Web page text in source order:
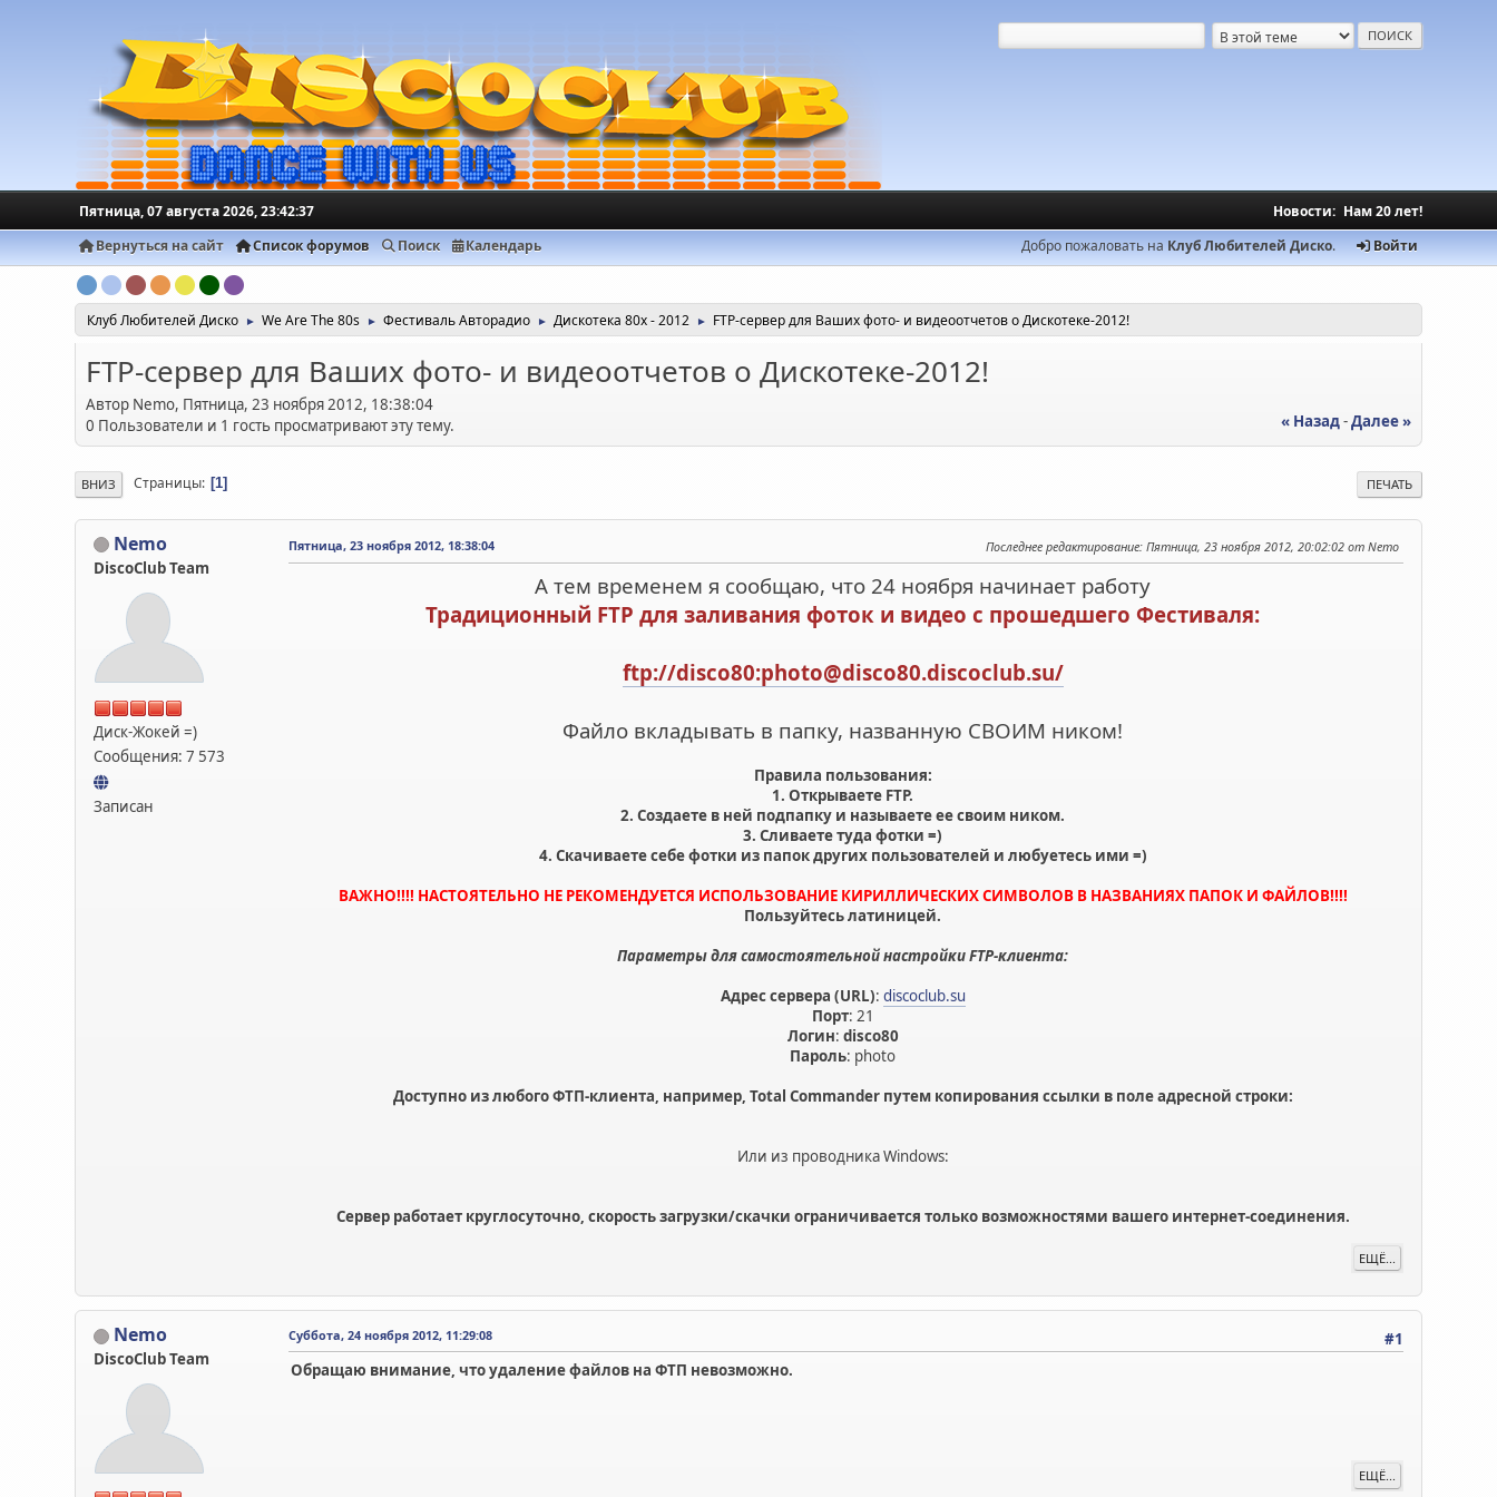
Пятница, 07 августа 2026, 23:42:37 Новости: Нам 20 лет!
Добро пожаловать на Клуб Любителей Диско. Войти
Вернуться на сайт Список форумов Поиск Календарь
Клуб Любителей Диско ► We Are The 80s ► Фестиваль Авторадио ► Дискотека 80х - 2012 ► FTP-сервер для Ваших фото- и видеоотчетов о Дискотеке-2012!
FTP-сервер для Ваших фото- и видеоотчетов о Дискотеке-2012!
Автор Nemo, Пятница, 23 ноября 2012, 18:38:04
« Назад-Далее »
0 Пользователи и 1 гость просматривают эту тему.
ПЕЧАТЬ
ВНИЗ Страницы 1
Nemo
DiscoClub Team
Диск-Жокей =)
Сообщения: 7 573
Записан
Пятница, 23 ноября 2012, 18:38:04 Последнее редактирование: Пятница, 23 ноября 2012, 20:02:02 от Nemo
А тем временем я сообщаю, что 24 ноября начинает работу
Традиционный FTP для заливания фоток и видео с прошедшего Фестиваля:
ftp://disco80:photo@disco80.discoclub.su/
Файло вкладывать в папку, названную СВОИМ ником!
Правила пользования:
1. Открываете FTP.
2. Создаете в ней подпапку и называете ее своим ником.
3. Сливаете туда фотки =)
4. Скачиваете себе фотки из папок других пользователей и любуетесь ими =)
ВАЖНО!!!! НАСТОЯТЕЛЬНО НЕ РЕКОМЕНДУЕТСЯ ИСПОЛЬЗОВАНИЕ КИРИЛЛИЧЕСКИХ СИМВОЛОВ В НАЗВАНИЯХ ПАПОК И ФАЙЛОВ!!!!
Пользуйтесь латиницей.
Параметры для самостоятельной настройки FTP-клиента:
Адрес сервера (URL): discoclub.su
Порт: 21
Логин: disco80
Пароль: photo
Доступно из любого ФТП-клиента, например, Total Commander путем копирования ссылки в поле адресной строки:
Или из проводника Windows:
Сервер работает круглосуточно, скорость загрузки/скачки ограничивается только возможностями вашего интернет-соединения.
ЕЩЁ...
Nemo
DiscoClub Team
#1
Суббота, 24 ноября 2012, 11:29:08
Обращаю внимание, что удаление файлов на ФТП невозможно.
ЕЩЁ...